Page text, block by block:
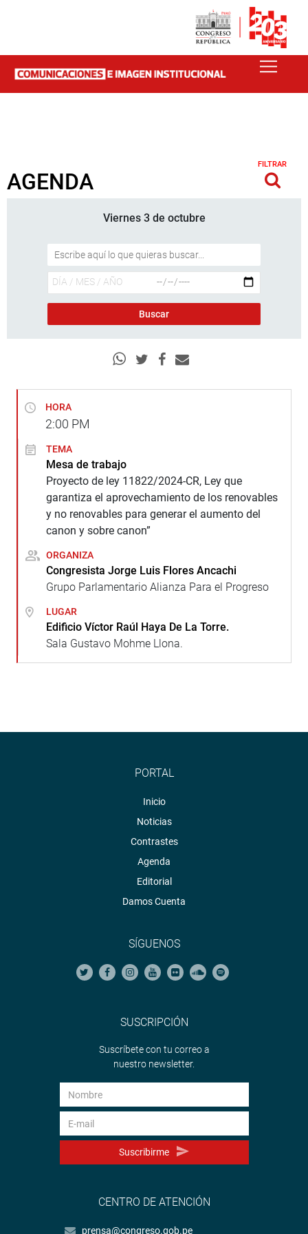
AGENDA
FILTRAR
Viernes 3 de octubre
HORA
2:00 PM
TEMA
Mesa de trabajo
Proyecto de ley 11822/2024-CR, Ley que
garantiza el aprovechamiento de los renovables
y no renovables para generar el aumento del
canon y sobre canon”
ORGANIZA
Congresista Jorge Luis Flores Ancachi
Grupo Parlamentario Alianza Para el Progreso
LUGAR
Edificio Víctor Raúl Haya De La Torre.
Sala Gustavo Mohme Llona.
PORTAL
Inicio
Noticias
Contrastes
Agenda
Editorial
Damos Cuenta
SÍGUENOS
SUSCRIPCIÓN
Suscríbete con tu correo a
nuestro newsletter.
Suscribirme
CENTRO DE ATENCIÓN
prensa@congreso.gob.pe